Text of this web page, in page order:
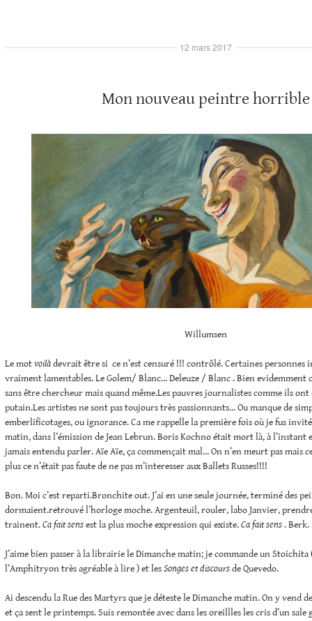
Mon nouveau peintre horrible
Willumsen
Le motvoilàdevrait être si ce n’est censuré !!! contrôlé. Certaines personnes
vraiment lamentables. Le Golem/ Blanc… Deleuze / Blanc . Bien evidemment
sans être chercheur mais quand même.Les pauvres journalistes comme ils
putain.Les artistes ne sont pas toujours très passionnants… Ou manque de
emberlificotages, ou ignorance. Ca me rappelle la première fois où je fus
matin, dans l’émission de Jean Lebrun. Boris Kochno était mort là, à l’instant
jamais entendu parler. Aïe Aïe, ça commençait mal… On n’en meurt pas mais
plus ce n’était pas faute de ne pas m’interesser aux Ballets Russes!!!!
Bon. Moi c’est reparti.Bronchite out. J’ai en une seule journée, terminé des
dormaient.retrouvé l’horloge moche. Argenteuil, rouler, labo Janvier,
trainent.Ca fait sensest la plus moche expression qui existe.Ca fait sens . Berk.
J’aime bien passer à la librairie le Dimanche matin; je commande un
l’Amphitryon très agréable à lire ) et lesSonges et discoursde Quevedo.
Ai descendu la Rue des Martyrs que je déteste le Dimanche matin. On y vend
et ça sent le printemps. Suis remontée avec dans les oreillles les cris d’un
12 mars 2017